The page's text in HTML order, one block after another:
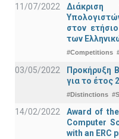
11/07/2022
στον
των
#Competitions
03/05/2022
Προκήρυξη
για το έτος
#Distinctions
14/02/2022
Award of
Computer
with an ERC